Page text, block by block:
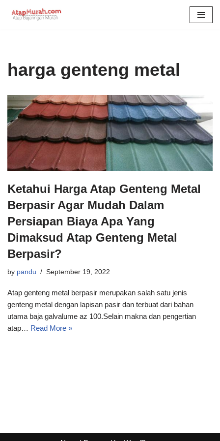
harga genteng metal
Ketahui Harga Atap Genteng Metal
Berpasir Agar Mudah Dalam
Persiapan Biaya Apa Yang
Dimaksud Atap Genteng Metal
Berpasir?
by pandu September 19, 2022
Atap genteng metal berpasir merupakan salah satu jenis
genteng metal dengan lapisan pasir dan terbuat dari bahan
utama baja galvalume az 100.Selain makna dan pengertian
atap… Read More »